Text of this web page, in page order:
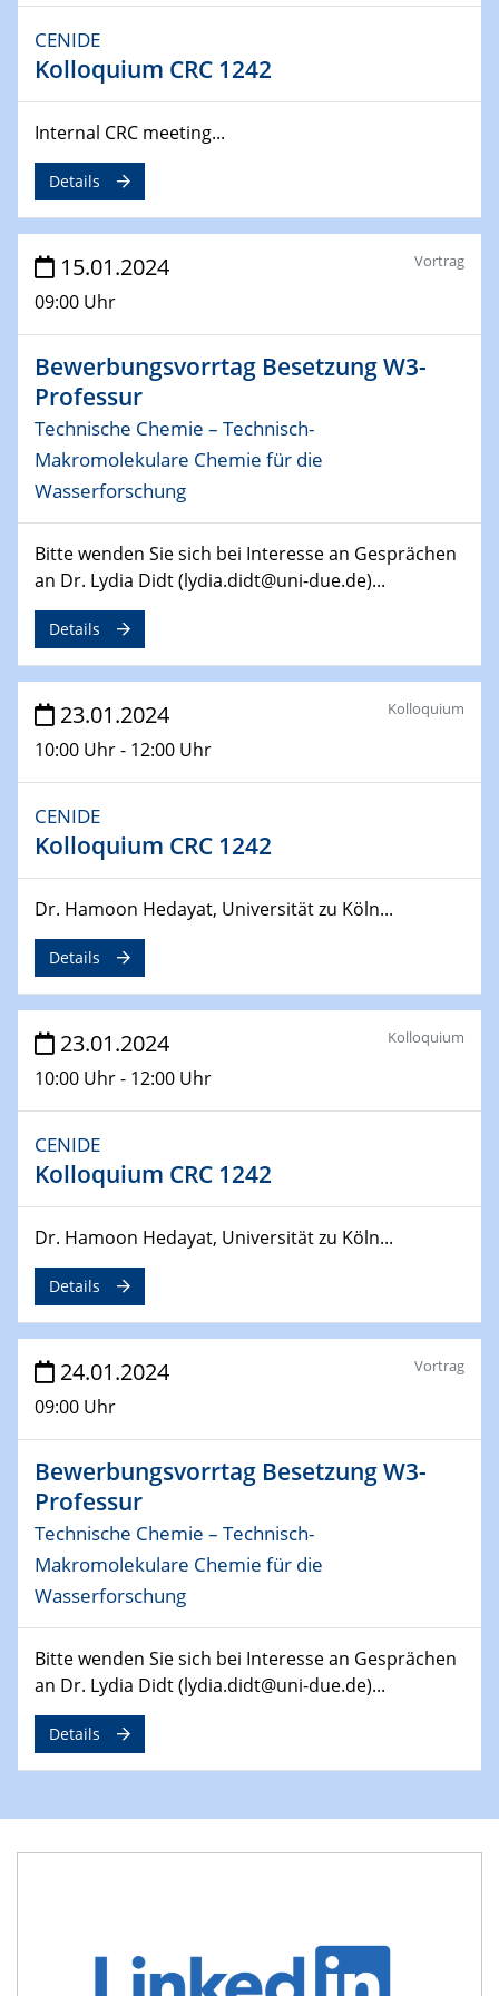
ICAN Nutzertreffen
04.02.2024 - 05.02.2024
ZBT Wasserstofftage
07.02.2024
Online-Veranstaltung „Verbundprojekte in
Horizont Europa: Ein Überblick“
13.02.2024
Electrocatalysis as a Major Enabling
14.02.2024
"Lhyfe - Produzent und Lieferant von
grünem und erneuerbarem Wasserstoff.
Praxisfall, Projekt Duisburg
SFB 247
Jahrestreffen
01.03.2024
Podcast-Workshop
Online-Kick-Off
06.03.2024
Dynamics of sessile drops in channel flow
ZBT
07.03.2024
Liquid Organic Hydrogen Carriers (LOHC)
14.03.2024
Microscope Techniques in Materials
Research
04.04.2024
Speaker: Jonathan Coleman (Trinity College Dublin)
Kooperationsseminar | Elektrolyse und
Brennstoffzellen
15.04.2024
Online Workshop
25.04.2024
CENIDE & WIN Seminar Series on 2D-
MATURE
Speaker: Albert Dato (Harvey Mudd College)
29.04.2024
MAT4HY․NRW
Symposium
SFB 1242 Kolloquium
"Integrated Quantum Dot Optomechanics"
07.05.2024
SFB/TRR 270 Kolloquium
auf Übergang auf
CENIDE
Kolloquium CRC 1242
Internal CRC meeting...
Details
15.01.2024
09:00 Uhr
Vortrag
Bewerbungsvorrtag Besetzung W3-
Professur
Technische Chemie – Technisch-
Makromolekulare Chemie für die
Wasserforschung
Bitte wenden Sie sich bei Interesse an Gesprächen
an Dr. Lydia Didt (lydia.didt@uni-due.de)...
Details
23.01.2024
10:00 Uhr - 12:00 Uhr
Kolloquium
CENIDE
Kolloquium CRC 1242
Dr. Hamoon Hedayat, Universität zu Köln...
Details
23.01.2024
10:00 Uhr - 12:00 Uhr
Kolloquium
CENIDE
Kolloquium CRC 1242
Dr. Hamoon Hedayat, Universität zu Köln...
Details
24.01.2024
09:00 Uhr
Vortrag
Bewerbungsvorrtag Besetzung W3-
Professur
Technische Chemie – Technisch-
Makromolekulare Chemie für die
Wasserforschung
Bitte wenden Sie sich bei Interesse an Gesprächen
an Dr. Lydia Didt (lydia.didt@uni-due.de)...
Details